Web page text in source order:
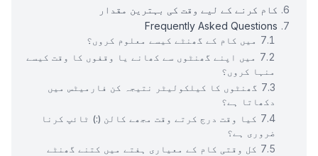
کام کرنے کے لیے وقت کی بہترین مقدار
Frequently Asked Questions
میں کام کے گھنٹے کیسے معلوم کروں؟
میں اپنے گھنٹوں سے کھانے یا وقفوں کا وقت کیسے
منہا کروں؟
گھنٹوں کا کیلکولیٹر نتیجہ کن فارمیٹس میں
دکھاتا ہے؟
کیا وقت درج کرتے وقت مجھے کالن (:) ٹائپ کرنا
ضروری ہے؟
کل وقتی کام کے معیاری ہفتے میں کتنے گھنٹے